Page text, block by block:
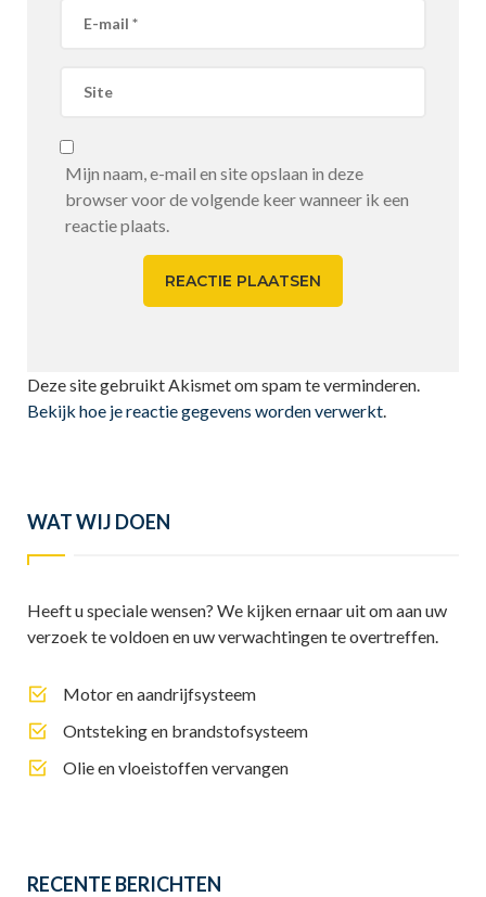
Mijn naam, e-mail en site opslaan in deze
browser voor de volgende keer wanneer ik een
reactie plaats.
Deze site gebruikt Akismet om spam te verminderen.
Bekijk hoe je reactie gegevens worden verwerkt.
WAT WIJ DOEN
Heeft u speciale wensen? We kijken ernaar uit om aan uw
verzoek te voldoen en uw verwachtingen te overtreffen.
Motor en aandrijfsysteem
Ontsteking en brandstofsysteem
Olie en vloeistoffen vervangen
RECENTE BERICHTEN